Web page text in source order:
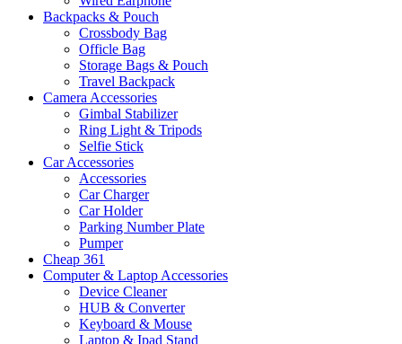
Backpacks & Pouch
Crossbody Bag
Officle Bag
Storage Bags & Pouch
Travel Backpack
Camera Accessories
Gimbal Stabilizer
Ring Light & Tripods
Selfie Stick
Car Accessories
Accessories
Car Charger
Car Holder
Parking Number Plate
Pumper
Cheap 361
Computer & Laptop Accessories
Device Cleaner
HUB & Converter
Keyboard & Mouse
Laptop & Ipad Stand